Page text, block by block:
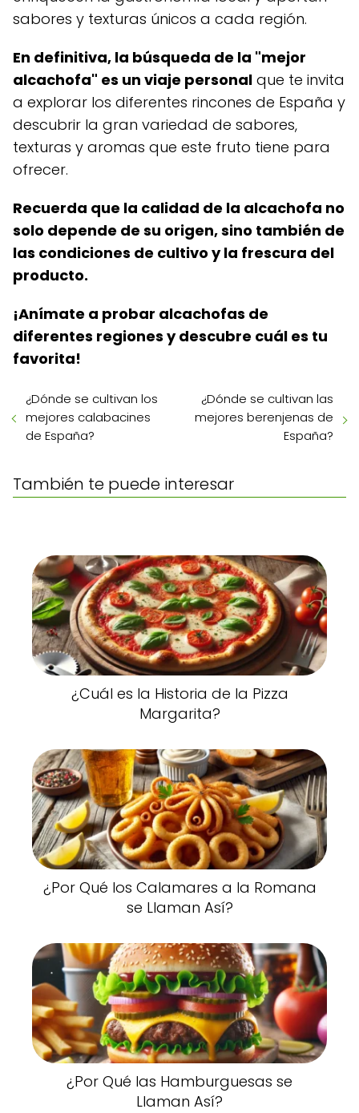
sabores y texturas únicos a cada región.
En definitiva, la búsqueda de la "mejor
alcachofa" es un viaje personal que te invita
a explorar los diferentes rincones de España y
descubrir la gran variedad de sabores,
texturas y aromas que este fruto tiene para
ofrecer.
Recuerda que la calidad de la alcachofa no
solo depende de su origen, sino también de
las condiciones de cultivo y la frescura del
producto.
¡Anímate a probar alcachofas de
diferentes regiones y descubre cuál es tu
favorita!
¿Dónde se cultivan los
mejores calabacines
de España?
¿Dónde se cultivan las
mejores berenjenas de
España?
También te puede interesar
¿Cuál es la Historia de la Pizza
Margarita?
¿Por Qué los Calamares a la Romana
se Llaman Así?
¿Por Qué las Hamburguesas se
Llaman Así?